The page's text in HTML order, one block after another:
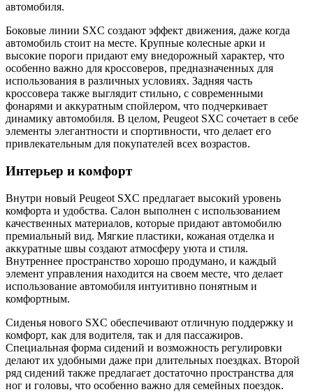
автомобиля.
Боковые линии SXC создают эффект движения, даже когда
автомобиль стоит на месте. Крупные колесные арки и
высокие пороги придают ему внедорожный характер, что
особенно важно для кроссоверов, предназначенных для
использования в различных условиях. Задняя часть
кроссовера также выглядит стильно, с современными
фонарями и аккуратным спойлером, что подчеркивает
динамику автомобиля. В целом, Peugeot SXC сочетает в себе
элементы элегантности и спортивности, что делает его
привлекательным для покупателей всех возрастов.
Интерьер и комфорт
Внутри новый Peugeot SXC предлагает высокий уровень
комфорта и удобства. Салон выполнен с использованием
качественных материалов, которые придают автомобилю
премиальный вид. Мягкие пластики, кожаная отделка и
аккуратные швы создают атмосферу уюта и стиля.
Внутреннее пространство хорошо продумано, и каждый
элемент управления находится на своем месте, что делает
использование автомобиля интуитивно понятным и
комфортным.
Сиденья нового SXC обеспечивают отличную поддержку и
комфорт, как для водителя, так и для пассажиров.
Специальная форма сидений и возможность регулировки
делают их удобными даже при длительных поездках. Второй
ряд сидений также предлагает достаточно пространства для
ног и головы, что особенно важно для семейных поездок.